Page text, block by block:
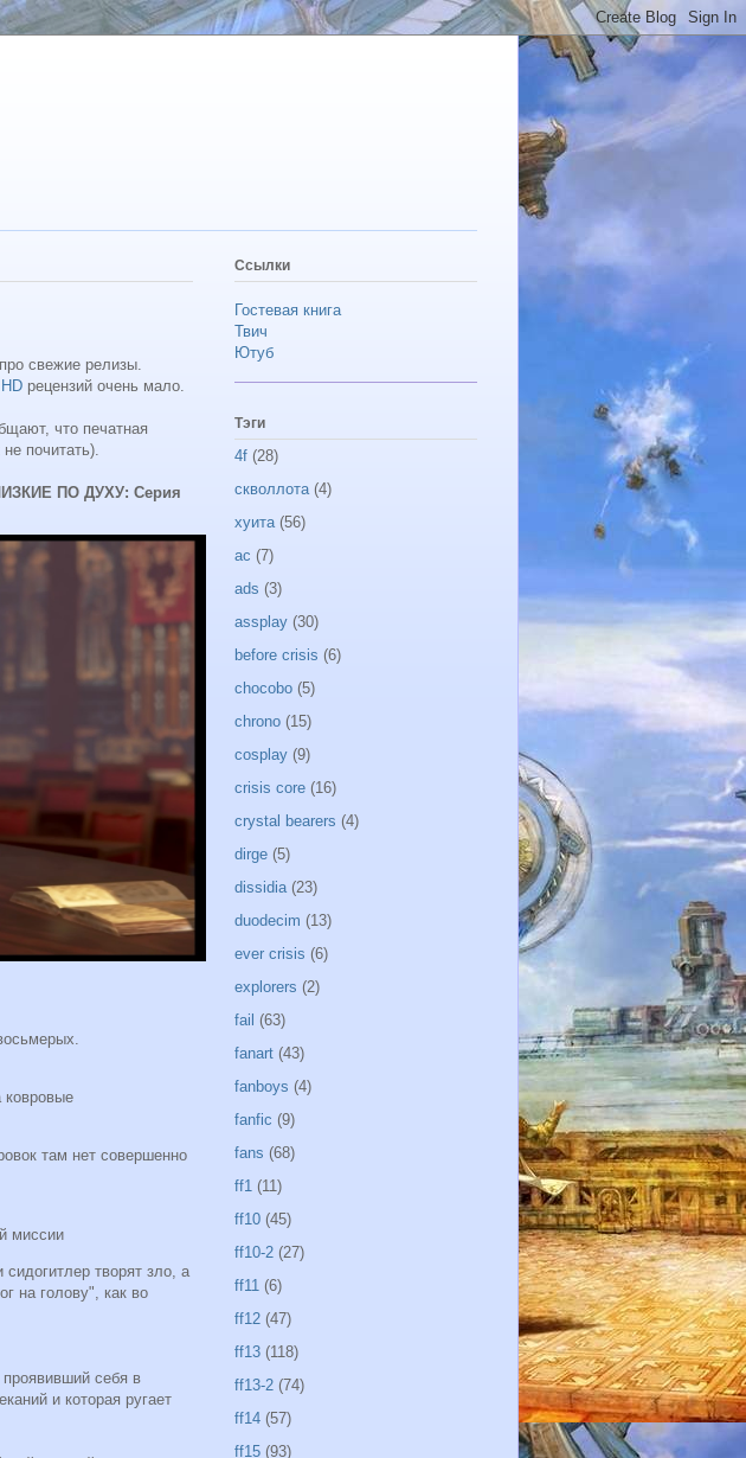
свежие релизы.
рецензий очень мало.
что печатная
почитать).
ПО ДУХУ: Серия
ковровые
там нет совершенно
миссии
творят зло, а
на голову", как во
себя в
и которая ругает
Ссылки
Гостевая книга
Твич
Ютуб
Тэги
4f (28)
скволлота (4)
хуита (56)
ac (7)
ads (3)
assplay (30)
before crisis (6)
chocobo (5)
chrono (15)
cosplay (9)
crisis core (16)
crystal bearers (4)
dirge (5)
dissidia (23)
duodecim (13)
ever crisis (6)
explorers (2)
fail (63)
fanart (43)
fanboys (4)
fanfic (9)
fans (68)
ff1 (11)
ff10 (45)
ff10-2 (27)
ff11 (6)
ff12 (47)
ff13 (118)
ff13-2 (74)
ff14 (57)
ff15 (93)